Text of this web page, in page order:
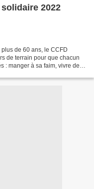
solidaire 2022
de 60 ans, le CCFD
de terrain pour que chacun
: manger à sa faim, vivre de